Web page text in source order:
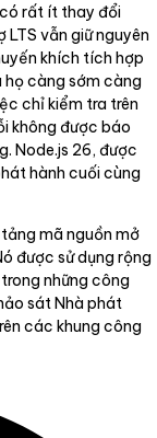
rất ít thay đổi
vẫn giữ nguyên
khích tích hợp
càng sớm càng
chỉ kiểm tra trên
không được báo
Node.js 26, được
hành cuối cùng
mã nguồn mở
được sử dụng rộng
những công
sát Nhà phát
các khung công